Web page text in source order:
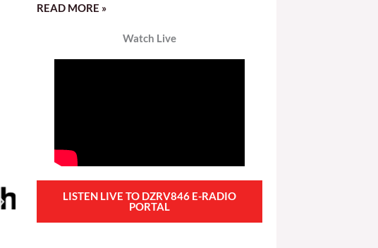
READ MORE »
Watch Live
LISTEN LIVE TO DZRV846 E-RADIO
PORTAL